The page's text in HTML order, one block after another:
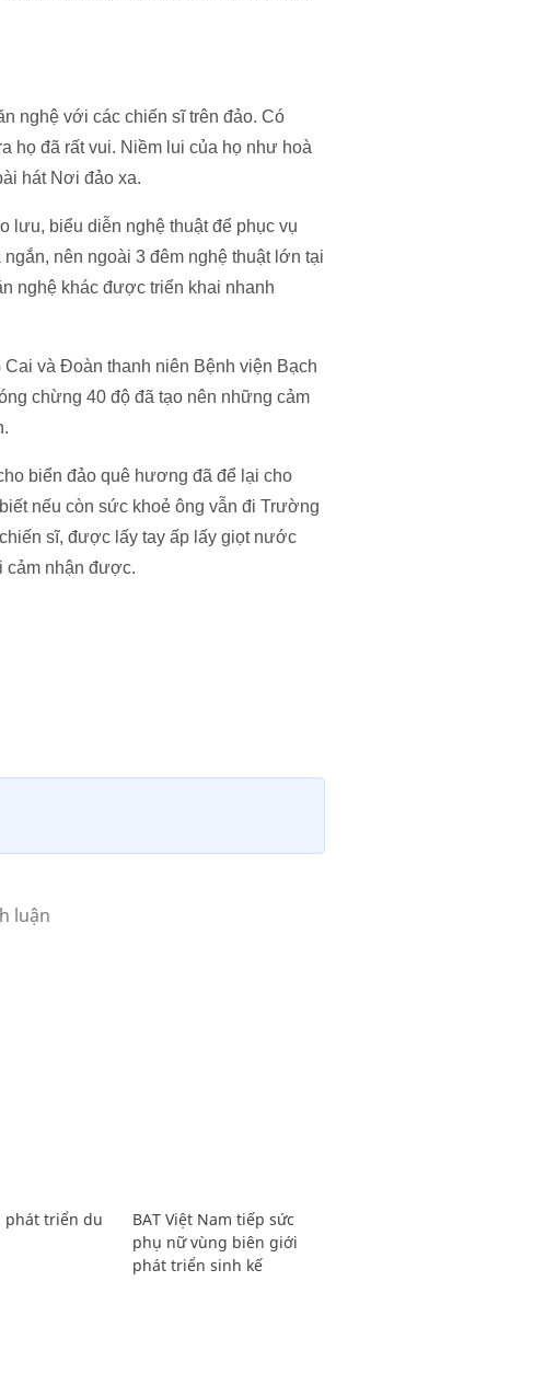
nghệ với các chiến sĩ trên đảo. Có
họ đã rất vui. Niềm lui của họ như hoà
hát Nơi đảo xa.
lưu, biểu diễn nghệ thuật để phục vụ
nên ngoài 3 đêm nghệ thuật lớn tại
nghệ khác được triển khai nhanh
và Đoàn thanh niên Bệnh viện Bạch
chừng 40 độ đã tạo nên những cảm
biển đảo quê hương đã để lại cho
nếu còn sức khoẻ ông vẫn đi Trường
sĩ, được lấy tay ấp lấy giọt nước
cảm nhận được.
phát triển du
BAT Việt Nam tiếp sức
phụ nữ vùng biên giới
phát triển sinh kế